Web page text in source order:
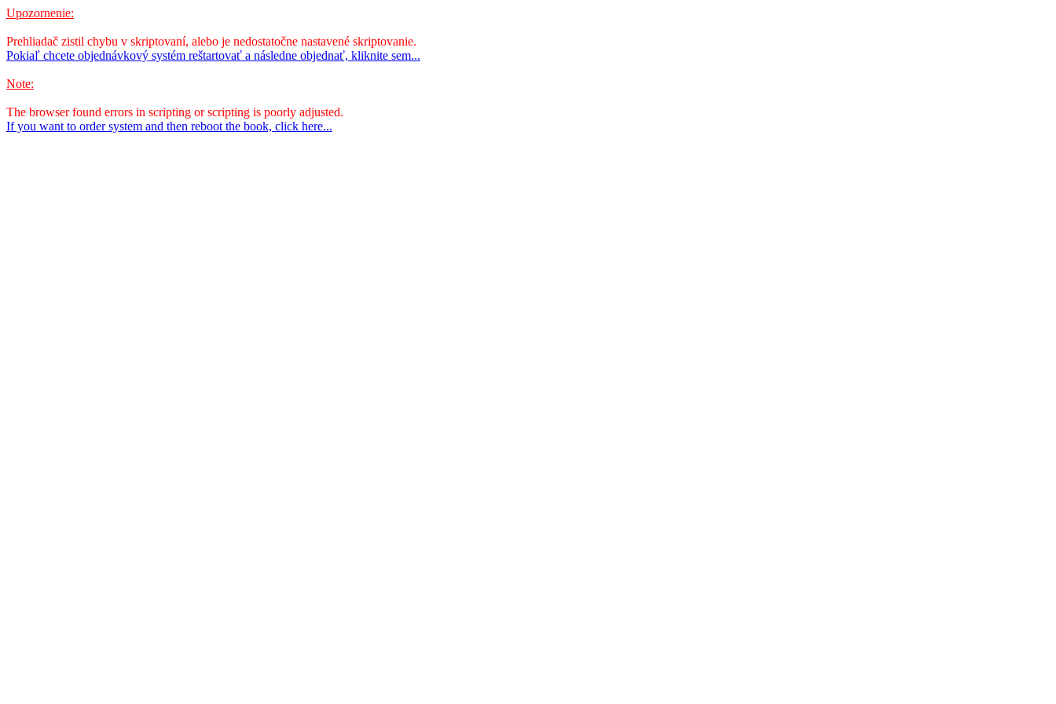
Upozornenie:
Prehliadač zistil chybu v skriptovaní, alebo je nedostatočne nastavené skriptovanie.
Pokiaľ chcete objednávkový systém reštartovať a následne objednať, kliknite sem...
Note:
The browser found errors in scripting or scripting is poorly adjusted.
If you want to order system and then reboot the book, click here...